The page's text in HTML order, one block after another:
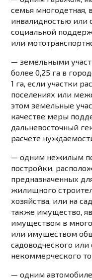
семья многодетная,
инвалидностью или
социальной
или
— земельными
более 0,25 га в
1 га, если участки
поселениях или
этом земельные
качестве меры
дальневосточный
расчете
— одним нежилым
постройки,
предназначенных
жилищного
хозяйства, или на
также имущество,
имуществом в
или имуществом
садоводческого или
некоммерческого
— одним